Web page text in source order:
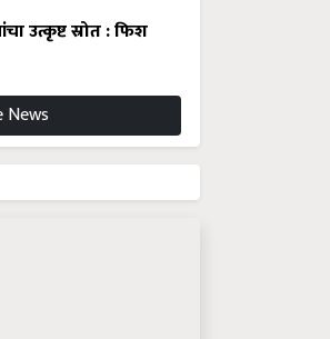
उत्कृष्ट स्रोत : फिश
News